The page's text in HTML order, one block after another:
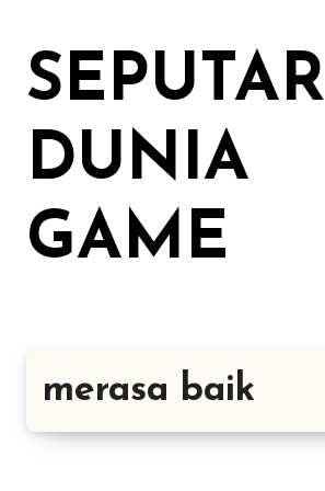
kontenSEPUTAR
DUNIA
GAME
merasa baik